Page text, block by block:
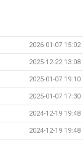
2026-01-07 15:02
2025-12-22 13:08
2025-01-07 19:10
2025-01-07 17:30
2024-12-19 19:48
2024-12-19 19:48